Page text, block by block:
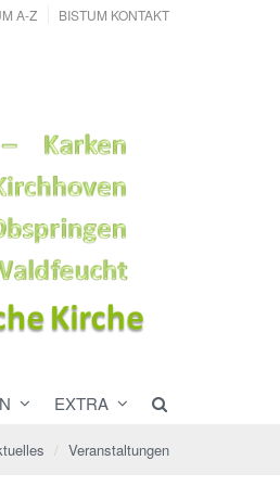
A-Z BISTUM KONTAKT
EXTRA
Veranstaltungen